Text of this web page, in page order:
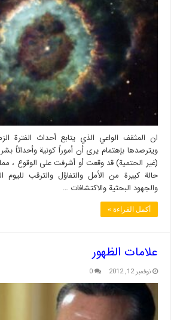
ان المثقف الواعي الذي يتابع أحداث الفترة
ويترصدها بإهتمام يرى أن أموراً كونية وأحداثاً
(غير الحتمية) قد وقعت أو أشرفت على الوقوع ،
حالة كبيرة من الأمل والتفاؤل والترقب لليوم
والجهود البحثية والاكتشافات …
أكمل القراءة »
علامات الظهور
نوفمبر 12, 2012 0